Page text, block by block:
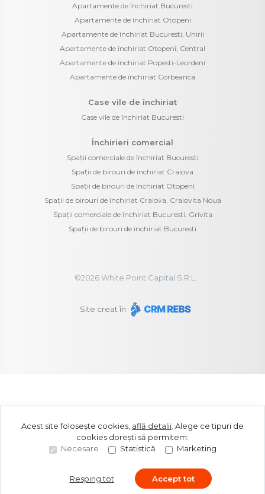
Apartamente de închiriat Bucuresti
Apartamente de închiriat Otopeni
Apartamente de închiriat Bucuresti, Unirii
Apartamente de închiriat Otopeni, Central
Apartamente de închiriat Popesti-Leordeni
Apartamente de închiriat Corbeanca
Case vile de închiriat
Case vile de închiriat Bucuresti
Închirieri comercial
Spații comerciale de închiriat Bucuresti
Spații de birouri de închiriat Craiova
Spații de birouri de închiriat Otopeni
Spații de birouri de închiriat Craiova, Craiovita Noua
Spații comerciale de închiriat Bucuresti, Grivita
Spații de birouri de închiriat Bucuresti
©2026White Point Capital S.R.L.
Site creat în
Acest site folosește cookies, află detalii Alege ce tipuri de
cookies dorești să permitem:
Necesare
Statistică Marketing
Resping tot Accept tot